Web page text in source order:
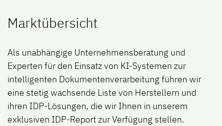
Marktübersicht
Als unabhängige Unternehmensberatung und
Experten für den Einsatz von KI-Systemen zur
intelligenten Dokumentenverarbeitung führen wir
eine stetig wachsende Liste von Herstellern und
ihren IDP-Lösungen, die wir Ihnen in unserem
exklusiven IDP-Report zur Verfügung stellen.